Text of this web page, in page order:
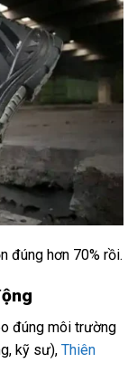
đúng hơn 70% rồi.
đúng môi trường
kỹ sư), Thiên